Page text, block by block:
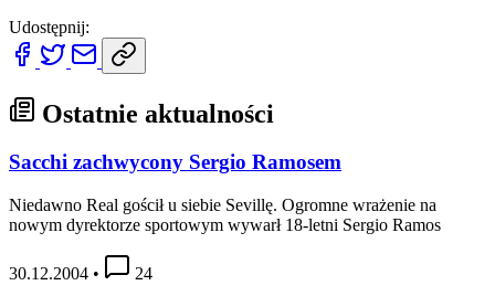
Udostępnij:
Ostatnie aktualności
Sacchi zachwycony Sergio Ramosem
Niedawno Real gościł u siebie Sevillę. Ogromne wrażenie na
nowym dyrektorze sportowym wywarł 18-letni Sergio Ramos
30.12.2004 • 24